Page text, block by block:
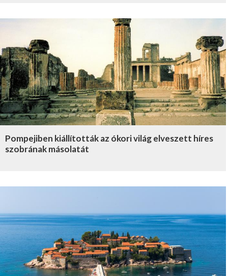
Pompejiben kiállították az ókori világ elveszett híres
szobrának másolatát